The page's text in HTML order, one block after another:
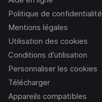
Politique de confidentialité
Mentions légales
Utilisation des cookies
Conditions d’utilisation
Personnaliser les cookies
Télécharger
Appareils compatibles